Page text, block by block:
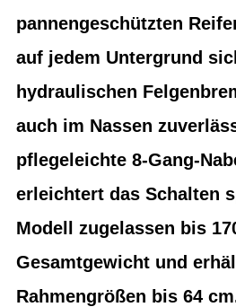
pannengeschützten
auf jedem Untergrund
hydraulischen
auch im Nassen
pflegeleichte 8-Gang-
erleichtert das Schalten
Modell zugelassen bis
Gesamtgewicht und
Rahmengrößen bis 64